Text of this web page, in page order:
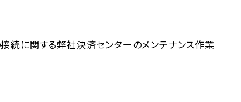
接続に関する弊社決済センターのメンテナンス作業